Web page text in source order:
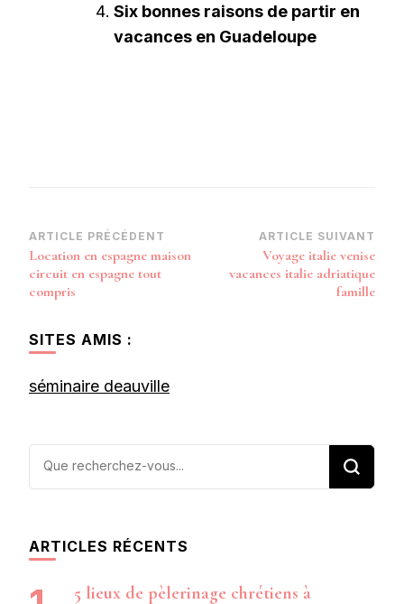
Six bonnes raisons de partir en
vacances en Guadeloupe
Navigation
d’article
ARTICLE PRÉCÉDENT
Location en espagne maison
circuit en espagne tout
compris
ARTICLE SUIVANT
Voyage italie venise
vacances italie adriatique
famille
SITES AMIS :
séminaire deauville
Vous
ARTICLES RÉCENTS
5 lieux de pèlerinage chrétiens à